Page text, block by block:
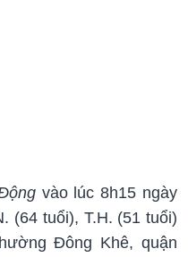
vào lúc 8h15 ngày
(64 tuổi), T.H. (51 tuổi)
Đông Khê, quận